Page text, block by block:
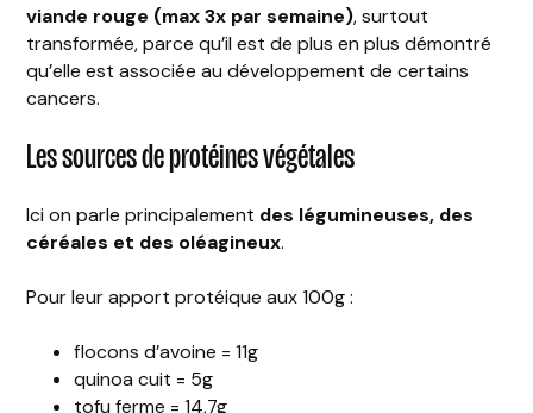
viande rouge (max 3x par semaine), surtout
transformée, parce qu’il est de plus en plus démontré
qu’elle est associée au développement de certains
cancers.
Les sources de protéines végétales
Ici on parle principalement des légumineuses, des
céréales et des oléagineux.
Pour leur apport protéique aux 100g :
flocons d’avoine = 11g
quinoa cuit = 5g
tofu ferme = 14,7g